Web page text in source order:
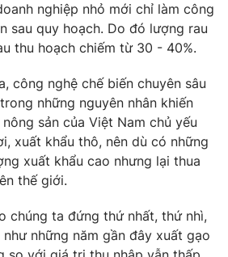
lai
Infographic
nghiệp nhỏ mới chỉ làm công
sau quy hoạch. Do đó lượng rau
thu hoạch chiếm từ 30 - 40%.
công nghệ chế biến chuyên sâu
những nguyên nhân khiến
sản của Việt Nam chủ yếu
xuất khẩu thô, nên dù có những
xuất khẩu cao nhưng lại thua
thế giới.
chúng ta đứng thứ nhất, thứ nhì,
những năm gần đây xuất gạo